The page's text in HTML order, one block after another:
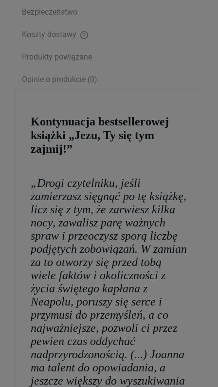
29,99 zł
Cena regularna: 39,99 zł
Najniższa cena: 29,99 zł
DO KOSZYKA
Bezpieczeństwo
Koszty dostawy
Produkty powiązane
Opinie o produkcie (0)
Kontynuacja bestsellerowej
książki „Jezu, Ty się tym
zajmij!”
„Drogi czytelniku, jeśli
zamierzasz sięgnąć po tę książkę,
licz się z tym, że zarwiesz kilka
nocy, zawalisz parę ważnych
spraw i przeoczysz sporą liczbę
podjętych zobowiązań. W zamian
za to otworzy się przed tobą
wiele faktów i okoliczności z
życia świętego kapłana z
Neapolu, poruszy się serce i
przymusi do przemyśleń, a co
najważniejsze, pozwoli ci przez
pewien czas oddychać
nadprzyrodzonością. (...) Joanna
ma talent do opowiadania, a
jeszcze większy do wyszukiwania